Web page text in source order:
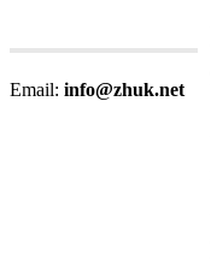
Email: info@zhuk.net